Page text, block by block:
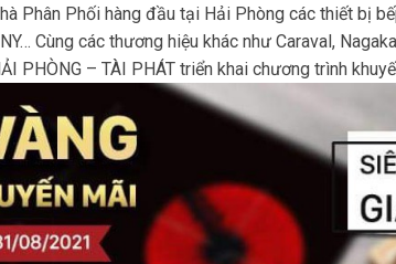
Phân Phối hàng đầu tại Hải Phòng các thiết bị
Cùng các thương hiệu khác như Caraval,
PHÒNG – TÀI PHÁT triển khai chương trình